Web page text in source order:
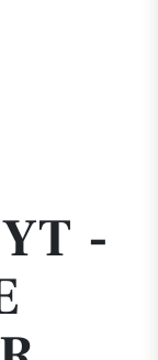
-